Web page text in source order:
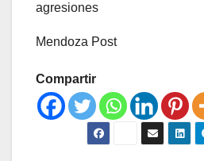
agresiones
Mendoza Post
Compartir